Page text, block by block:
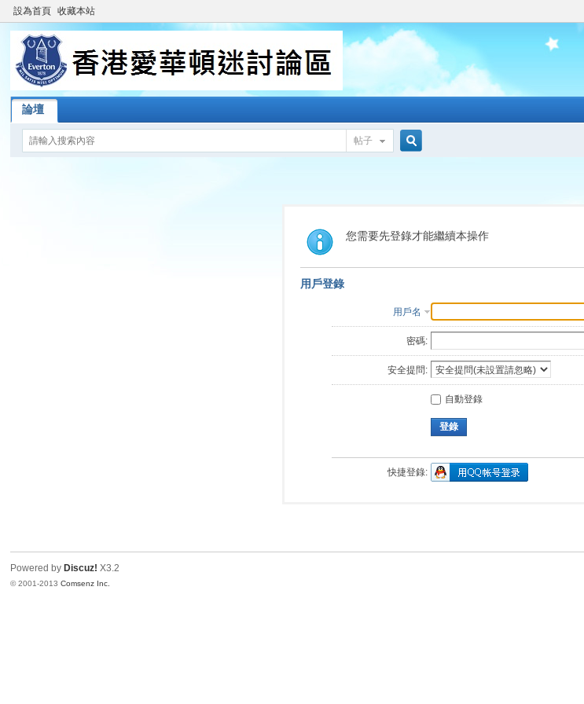
設為首頁 收藏本站
論壇
帖子
索
您需要先登錄才能繼續本操作
用戶登錄
用戶名
密碼:
安全提問:
自動登錄
登錄
快捷登錄:
Powered by Discuz! X3.2
© 2001-2013Comsenz Inc.